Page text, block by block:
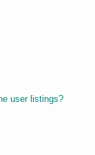
user listings?